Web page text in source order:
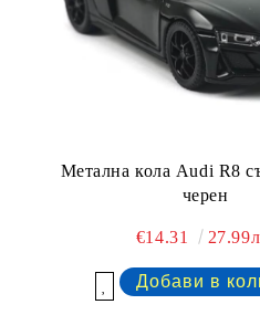
Метална кола Audi R8
черен
€14.31